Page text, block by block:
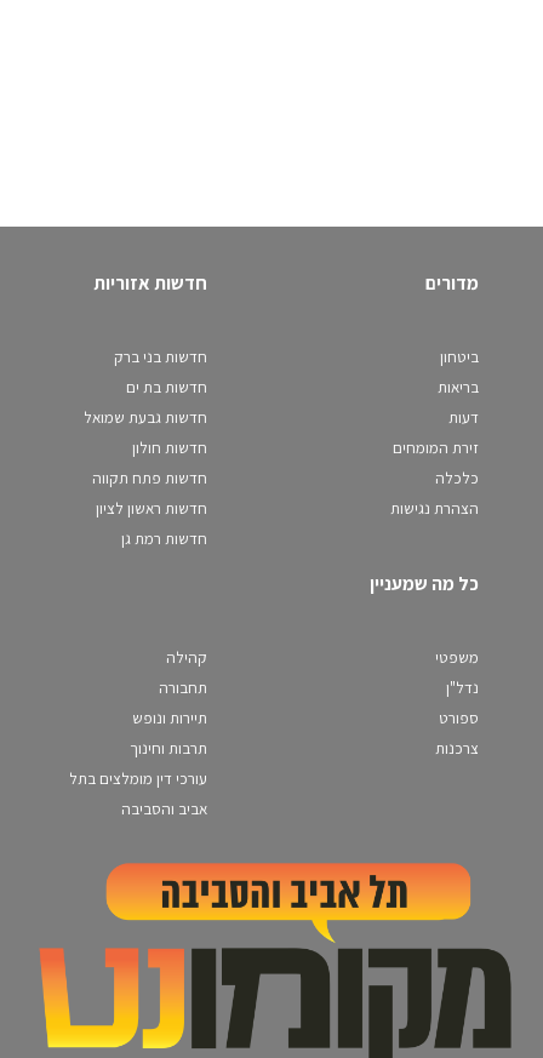
מדורים
ביטחון
בריאות
דעות
זירת המומחים
כלכלה
הצהרת נגישות
חדשות אזוריות
חדשות בני ברק
חדשות בת ים
חדשות גבעת שמואל
חדשות חולון
חדשות פתח תקווה
חדשות ראשון לציון
חדשות רמת גן
כל מה שמעניין
משפטי
נדל"ן
ספורט
צרכנות
קהילה
תחבורה
תיירות ונופש
תרבות וחינוך
עורכי דין מומלצים בתל
אביב והסביבה